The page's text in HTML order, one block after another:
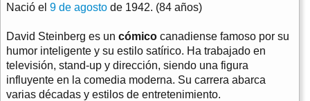
Nació el 9 de agosto de 1942. (84 años)
David Steinberg es un cómico canadiense famoso por su
humor inteligente y su estilo satírico. Ha trabajado en
televisión, stand-up y dirección, siendo una figura
influyente en la comedia moderna. Su carrera abarca
varias décadas y estilos de entretenimiento.